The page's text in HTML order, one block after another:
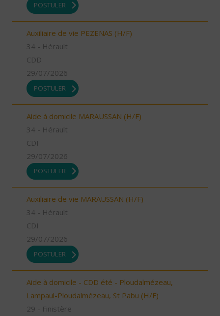
POSTULER
Auxiliaire de vie PEZENAS (H/F)
34 - Hérault
CDD
29/07/2026
POSTULER
Aide à domicile MARAUSSAN (H/F)
34 - Hérault
CDI
29/07/2026
POSTULER
Auxiliaire de vie MARAUSSAN (H/F)
34 - Hérault
CDI
29/07/2026
POSTULER
Aide à domicile - CDD été - Ploudalmézeau,
Lampaul-Ploudalmézeau, St Pabu (H/F)
29 - Finistère